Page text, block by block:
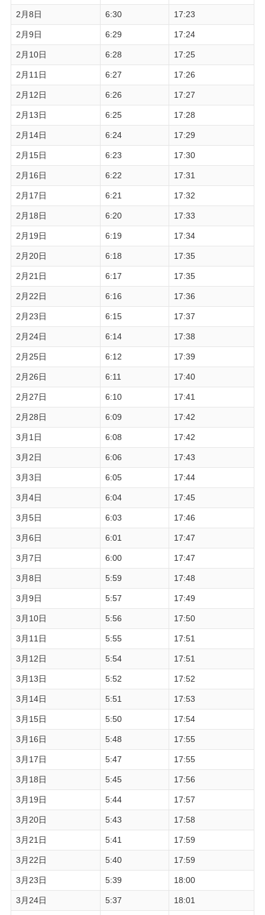
2月8日 6:30 17:23
2月9日 6:29 17:24
2月10日 6:28 17:25
2月11日 6:27 17:26
2月12日 6:26 17:27
2月13日 6:25 17:28
2月14日 6:24 17:29
2月15日 6:23 17:30
2月16日 6:22 17:31
2月17日 6:21 17:32
2月18日 6:20 17:33
2月19日 6:19 17:34
2月20日 6:18 17:35
2月21日 6:17 17:35
2月22日 6:16 17:36
2月23日 6:15 17:37
2月24日 6:14 17:38
2月25日 6:12 17:39
2月26日 6:11 17:40
2月27日 6:10 17:41
2月28日 6:09 17:42
3月1日 6:08 17:42
3月2日 6:06 17:43
3月3日 6:05 17:44
3月4日 6:04 17:45
3月5日 6:03 17:46
3月6日 6:01 17:47
3月7日 6:00 17:47
3月8日 5:59 17:48
3月9日 5:57 17:49
3月10日 5:56 17:50
3月11日 5:55 17:51
3月12日 5:54 17:51
3月13日 5:52 17:52
3月14日 5:51 17:53
3月15日 5:50 17:54
3月16日 5:48 17:55
3月17日 5:47 17:55
3月18日 5:45 17:56
3月19日 5:44 17:57
3月20日 5:43 17:58
3月21日 5:41 17:59
3月22日 5:40 17:59
3月23日 5:39 18:00
3月24日 5:37 18:01